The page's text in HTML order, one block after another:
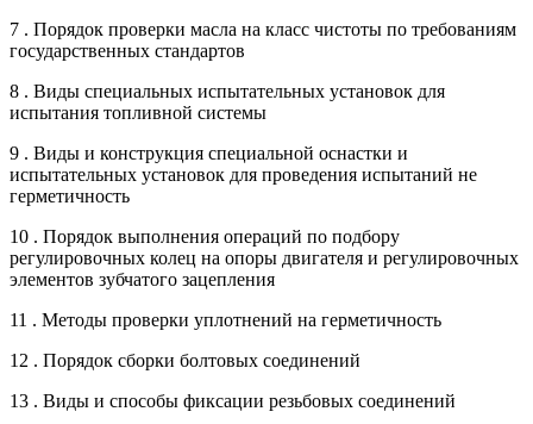
7 . Порядок проверки масла на класс чистоты по требованиям
государственных стандартов
8 . Виды специальных испытательных установок для
испытания топливной системы
9 . Виды и конструкция специальной оснастки и
испытательных установок для проведения испытаний не
герметичность
10 . Порядок выполнения операций по подбору
регулировочных колец на опоры двигателя и регулировочных
элементов зубчатого зацепления
11 . Методы проверки уплотнений на герметичность
12 . Порядок сборки болтовых соединений
13 . Виды и способы фиксации резьбовых соединений